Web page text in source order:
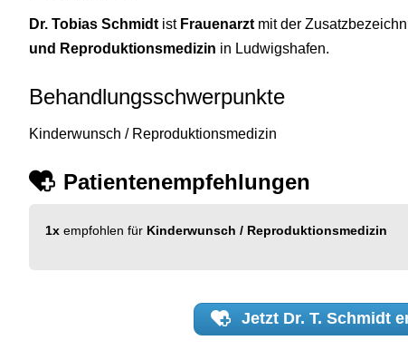
Dr. Tobias Schmidt ist Frauenarzt mit der
und Reproduktionsmedizin in Ludwigshafen.
Behandlungsschwerpunkte
Kinderwunsch / Reproduktionsmedizin
Patientenempfehlungen
1x empfohlen für Kinderwunsch / Reproduktionsmedizin
Jetzt Dr. T. Schmidt